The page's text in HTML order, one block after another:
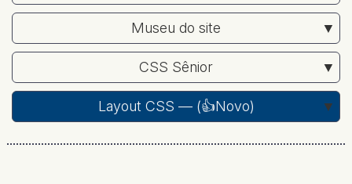
Museu do site
CSS Sênior
Layout CSS — (👍Novo)